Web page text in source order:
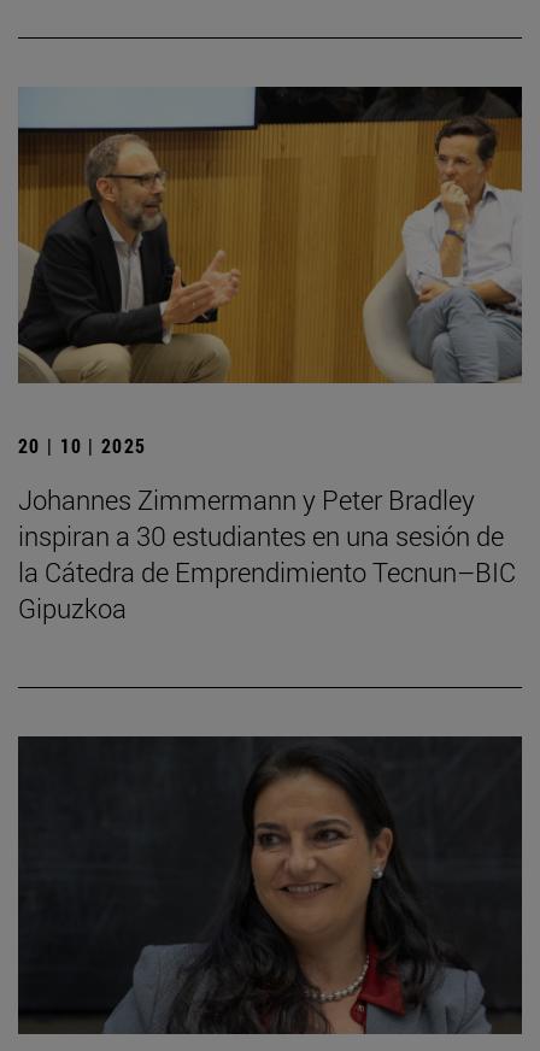
20 | 10 | 2025
Johannes Zimmermann y Peter Bradley
inspiran a 30 estudiantes en una sesión de
la Cátedra de Emprendimiento Tecnun–BIC
Gipuzkoa